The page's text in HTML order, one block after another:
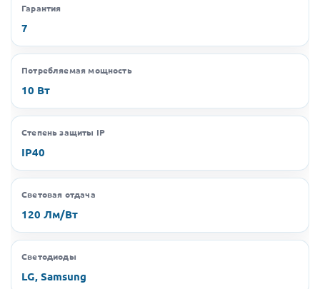
Гарантия
7
Потребляемая мощность
10 Вт
Степень защиты IP
IP40
Световая отдача
120 Лм/Вт
Светодиоды
LG, Samsung